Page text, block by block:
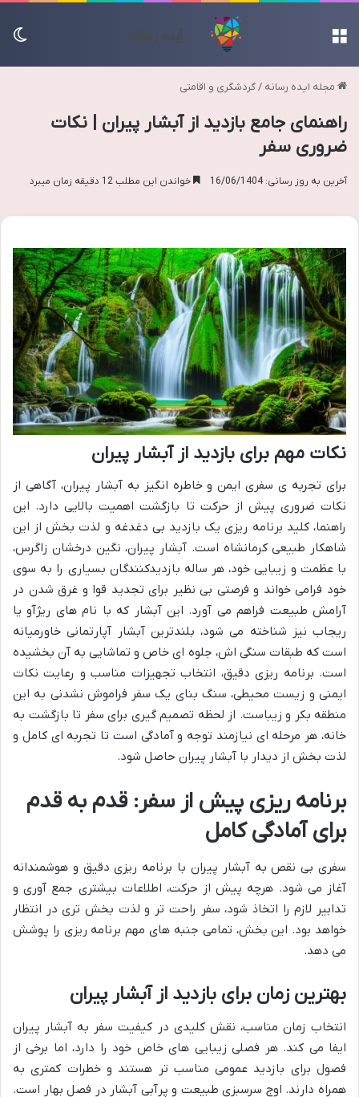
مجله ایده رسانه /گردشگری و اقامتی
راهنمای جامع بازدید از آبشار پیران | نکات
ضروری سفر
آخرین به روز رسانی: 16/06/1404 خواندن این مطلب 12 دقیقه زمان میبرد
نکات مهم برای بازدید از آبشار پیران
برای تجربه ی سفری ایمن و خاطره انگیز به آبشار پیران، آگاهی از
نکات ضروری پیش از حرکت تا بازگشت اهمیت بالایی دارد. این
راهنما، کلید برنامه ریزی یک بازدید بی دغدغه و لذت بخش از این
شاهکار طبیعی کرمانشاه است. آبشار پیران، نگین درخشان زاگرس،
با عظمت و زیبایی خود، هر ساله بازدیدکنندگان بسیاری را به سوی
خود فرامی خواند و فرصتی بی نظیر برای تجدید قوا و غرق شدن در
آرامش طبیعت فراهم می آورد. این آبشار که با نام های ریژآو یا
ریجاب نیز شناخته می شود، بلندترین آبشار آپارتمانی خاورمیانه
است که طبقات سنگی اش، جلوه ای خاص و تماشایی به آن بخشیده
است. برنامه ریزی دقیق، انتخاب تجهیزات مناسب و رعایت نکات
ایمنی و زیست محیطی، سنگ بنای یک سفر فراموش نشدنی به این
منطقه بکر و زیباست. از لحظه تصمیم گیری برای سفر تا بازگشت به
خانه، هر مرحله ای نیازمند توجه و آمادگی است تا تجربه ای کامل و
لذت بخش از دیدار با آبشار پیران حاصل شود.
برنامه ریزی پیش از سفر: قدم به قدم
برای آمادگی کامل
سفری بی نقص به آبشار پیران با برنامه ریزی دقیق و هوشمندانه
آغاز می شود. هرچه پیش از حرکت، اطلاعات بیشتری جمع آوری و
تدابیر لازم را اتخاذ شود، سفر راحت تر و لذت بخش تری در انتظار
خواهد بود. این بخش، تمامی جنبه های مهم برنامه ریزی را پوشش
می دهد.
بهترین زمان برای بازدید از آبشار پیران
انتخاب زمان مناسب، نقش کلیدی در کیفیت سفر به آبشار پیران
ایفا می کند. هر فصلی زیبایی های خاص خود را دارد، اما برخی از
فصول برای بازدید عمومی مناسب تر هستند و خطرات کمتری به
همراه دارند. اوج سرسبزی طبیعت و پرآبی آبشار در فصل بهار است.